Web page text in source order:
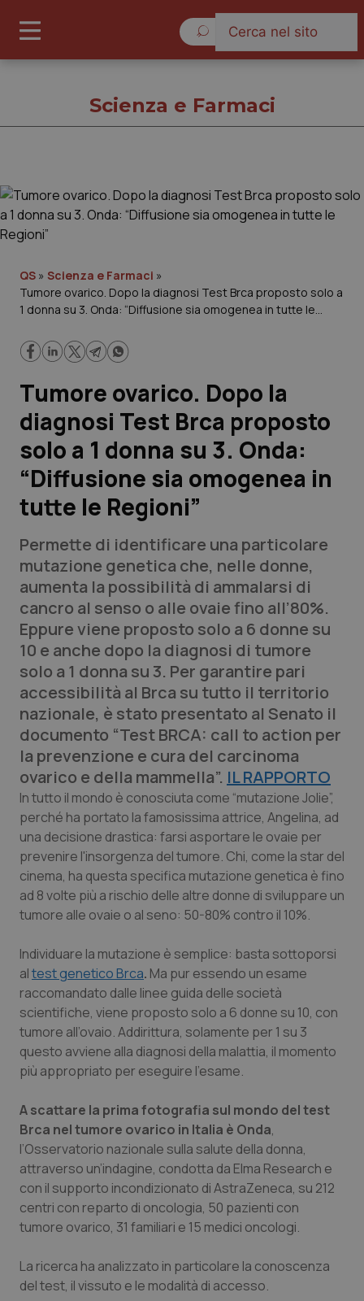
Cronache
Governo e Parlamento
Regioni e Asl
Lavoro e Professioni
Scienza e Farmaci
Studi e Analisi
Lettere al direttore
QS Pro
Professionisti Sanitari.AI
Abruzzo
Basilicata
Calabria
Campania
Emilia-Romagna
Friuli Venezia Giulia
Lazio
Liguria
Lombardia
Marche
Molise
Piemonte
Provincia Autonoma di Bolzano
Provincia Autonoma di Trento
Sardegna
QS Pro Gold
Artrite & artrosi
Asma & BPCO
Car-T
Colesterolo & coronaropatie
Dermatite Atopica
Diabete & glucometri
Disturbi dell’umore
Dolore
Donna & Salute
Epatiti
HIV
Infezioni & Febbre
Ipertensione & Scompenso
Malattia di Crohn & Rettocolite Ulcerosa
QS Club Newsletter
Scienza e Farmaci
QS » Scienza e Farmaci »
Tumore ovarico. Dopo la diagnosi Test Brca proposto solo a
1 donna su 3. Onda: “Diffusione sia omogenea in tutte le
Tumore ovarico. Dopo la
diagnosi Test Brca proposto
solo a 1 donna su 3. Onda:
“Diffusione sia omogenea in
tutte le Regioni”
Permette di identificare una particolare
mutazione genetica che, nelle donne,
aumenta la possibilità di ammalarsi di
cancro al senso o alle ovaie fino all’80%.
Eppure viene proposto solo a 6 donne su
10 e anche dopo la diagnosi di tumore
solo a 1 donna su 3. Per garantire pari
accessibilità al Brca su tutto il territorio
nazionale, è stato presentato al Senato il
documento “Test BRCA: call to action per
la prevenzione e cura del carcinoma
ovarico e della mammella”. IL RAPPORTO
In tutto il mondo è conosciuta come “mutazione Jolie”,
perché ha portato la famosissima attrice, Angelina, ad
una decisione drastica: farsi asportare le ovaie per
prevenire l'insorgenza del tumore. Chi, come la star del
cinema, ha questa specifica mutazione genetica è fino
ad 8 volte più a rischio delle altre donne di sviluppare un
tumore alle ovaie o al seno: 50-80% contro il 10%.
Individuare la mutazione è semplice: basta sottoporsi
altest genetico Brca. Ma pur essendo un esame
raccomandato dalle linee guida delle società
scientifiche, viene proposto solo a 6 donne su 10, con
tumore all’ovaio. Addirittura, solamente per 1 su 3
questo avviene alla diagnosi della malattia, il momento
più appropriato per eseguire l’esame.
A scattare la prima fotografia sul mondo del test
Brca nel tumore ovarico in Italia è Onda,
l’Osservatorio nazionale sulla salute della donna,
attraverso un’indagine, condotta da Elma Research e
con il supporto incondizionato di AstraZeneca, su 212
centri con reparto di oncologia, 50 pazienti con
tumore ovarico, 31 familiari e 15 medici oncologi.
La ricerca ha analizzato in particolare la conoscenza
del test, il vissuto e le modalità di accesso.